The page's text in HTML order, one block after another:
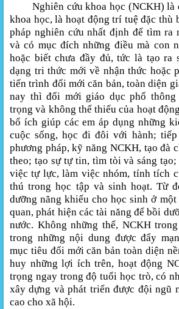
Nghiên cứu khoa học (NCKH) là
khoa học, là hoạt động trí tuệ đặc thù
pháp nghiên cứu nhất định để tìm ra
và có mục đích những điều mà con
hoặc biết chưa đầy đủ, tức là tạo ra
dạng tri thức mới về nhận thức hoặc
tiến trình đổi mới căn bản, toàn diện
nay thì đổi mới giáo dục phổ
trọng và không thể thiếu của hoạt
bổ ích giúp các em áp dụng những
cuộc sống, học đi đôi với hành;
phương pháp, kỹ năng NCKH, tạo đà
theo; tạo sự tự tin, tìm tòi và sáng
việc tự lực, làm việc nhóm, tính tích
thú trong học tập và sinh hoạt. Từ
dưỡng năng khiếu cho học sinh ở
quan, phát hiện các tài năng để bồi
nước. Không những thế, NCKH
trong những nội dung được đẩy
mục tiêu đổi mới căn bản toàn diện
huy những lợi ích trên, hoạt động
trọng ngay trong độ tuổi học trò, có
xây dựng và phát triển được đội ngũ
cao cho xã hội.